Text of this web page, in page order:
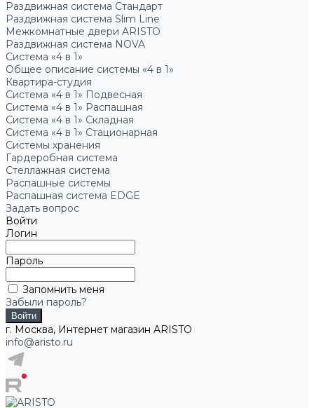
Раздвижная система Стандарт
Раздвижная система Slim Line
Межкомнатные двери ARISTO
Раздвижная система NOVA
Система «4 в 1»
Общее описание системы «4 в 1»
Квартира-студия
Система «4 в 1» Подвесная
Система «4 в 1» Распашная
Система «4 в 1» Складная
Система «4 в 1» Стационарная
Системы хранения
Гардеробная система
Стеллажная система
Распашные системы
Распашная система EDGE
Задать вопрос
Войти
Логин
Пароль
Запомнить меня
Забыли пароль?
г. Москва, Интернет магазин ARISTO
info@aristo.ru